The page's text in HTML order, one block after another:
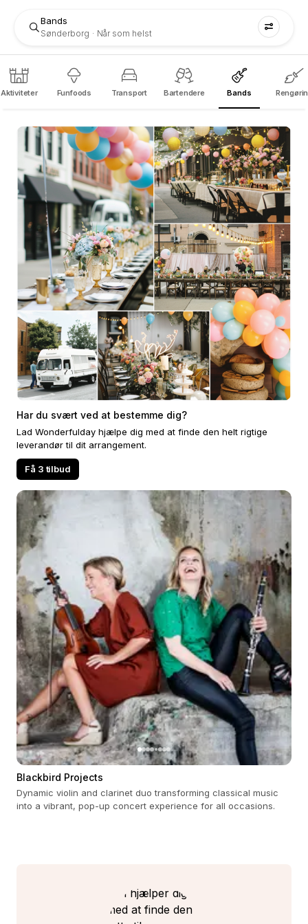
Bands
Sønderborg Når som helst
Aktiviteter Funfoods Transport Bartendere Bands
Har du svært ved at bestemme dig?
Lad Wonderfulday hjælpe dig med at finde den helt rigtige
leverandør til dit arrangement.
Få 3 tilbud
Blackbird Projects
Dynamic violin and clarinet duo transforming classical music
into a vibrant, pop-up concert experience for all occasions.